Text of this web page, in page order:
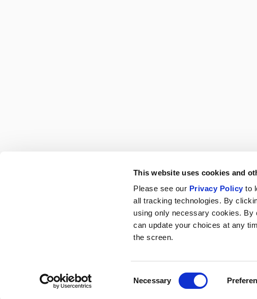
This website uses cookies and
Please see our Privacy Policy to
all tracking technologies. By
using only necessary cookies. By
can update your choices at any
the screen.
Necessary